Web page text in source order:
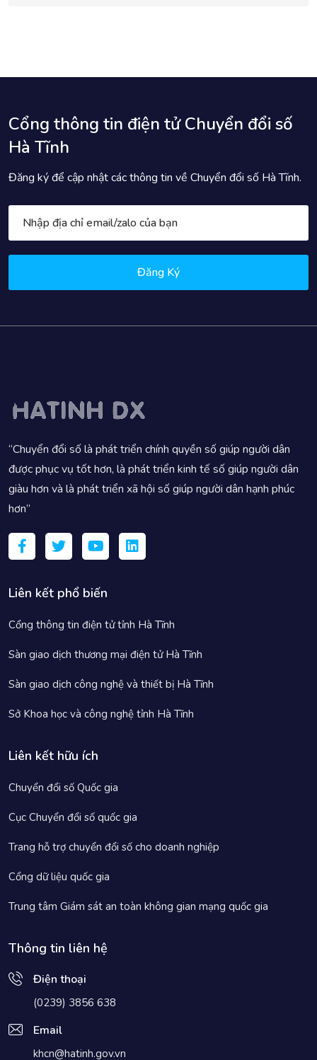
Cổng thông tin điện tử Chuyển đổi số
Hà Tĩnh
Đăng ký để cập nhật các thông tin về Chuyển đổi số Hà Tĩnh.
Đăng Ký
“Chuyển đổi số là phát triển chính quyền số giúp người dân
được phục vụ tốt hơn, là phát triển kinh tế số giúp người dân
giàu hơn và là phát triển xã hội số giúp người dân hạnh phúc
hơn”
Liên kết phổ biến
Cổng thông tin điện tử tỉnh Hà Tĩnh
Sàn giao dịch thương mại điện tử Hà Tĩnh
Sàn giao dịch công nghệ và thiết bị Hà Tĩnh
Sở Khoa học và công nghệ tỉnh Hà Tĩnh
Liên kết hữu ích
Chuyển đổi số Quốc gia
Cục Chuyển đổi số quốc gia
Trang hỗ trợ chuyển đổi số cho doanh nghiệp
Cổng dữ liệu quốc gia
Trung tâm Giám sát an toàn không gian mạng quốc gia
Thông tin liên hệ
Điện thoại
(0239) 3856 638
Email
khcn@hatinh.gov.vn